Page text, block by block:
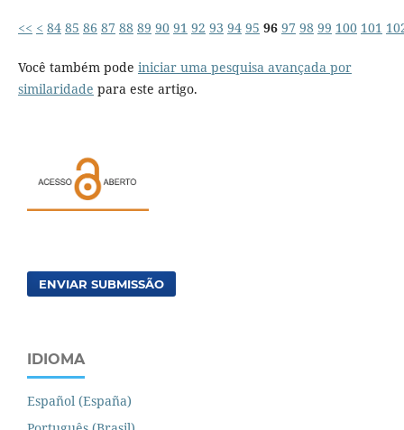
<< < 84 85 86 87 88 89 90 91 92 93 94 95 96 97 98 99 100 101
Você também pode iniciar uma pesquisa avançada por
similaridade para este artigo.
ENVIAR SUBMISSÃO
IDIOMA
Español (España)